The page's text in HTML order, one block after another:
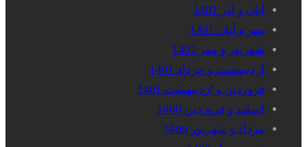
آبان و آذر 1401
مهر و آبان 1401
شهریور و مهر 1401
اردیبهشت و خرداد 1401
فروردین و اردیبهشت 1401
اسفند و فروردین 1400
مرداد و شهریور 1400